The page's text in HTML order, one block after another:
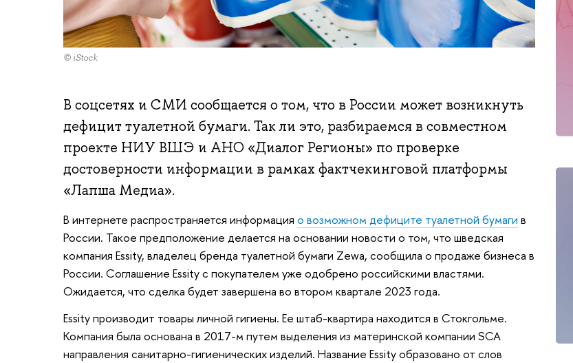
© iStock
В соцсетях и СМИ сообщается о том, что в России может возникнуть
дефицит туалетной бумаги. Так ли это, разбираемся в совместном
проекте НИУ ВШЭ и АНО «Диалог Регионы» по проверке
достоверности информации в рамках фактчекинговой платформы
«Лапша Медиа».
В интернете распространяется информация о возможном дефиците туалетной бумаги в
России. Такое предположение делается на основании новости о том, что шведская
компания Essity, владелец бренда туалетной бумаги Zewa, сообщила о продаже бизнеса в
России. Соглашение Essity с покупателем уже одобрено российскими властями.
Ожидается, что сделка будет завершена во втором квартале 2023 года.
Essity производит товары личной гигиены. Ее штаб-квартира находится в Стокгольме.
Компания была основана в 2017-м путем выделения из материнской компании SCA
направления санитарно-гигиенических изделий. Название Essity образовано от слов